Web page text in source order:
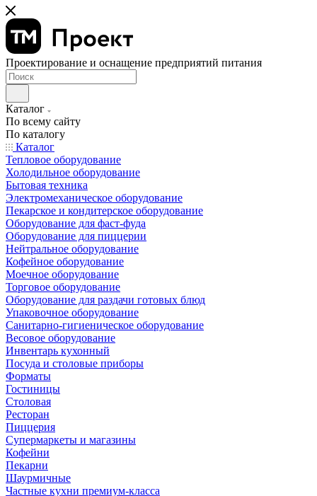
Проектирование и оснащение предприятий питания
Каталог
По всему сайту
По каталогу
Каталог
Тепловое оборудование
Холодильное оборудование
Бытовая техника
Электромеханическое оборудование
Пекарское и кондитерское оборудование
Оборудование для фаст-фуда
Оборудование для пиццерии
Нейтральное оборудование
Кофейное оборудование
Моечное оборудование
Торговое оборудование
Оборудование для раздачи готовых блюд
Упаковочное оборудование
Санитарно-гигиеническое оборудование
Весовое оборудование
Инвентарь кухонный
Посуда и столовые приборы
Форматы
Гостиницы
Столовая
Ресторан
Пиццерия
Супермаркеты и магазины
Кофейни
Пекарни
Шаурмичные
Частные кухни премиум-класса